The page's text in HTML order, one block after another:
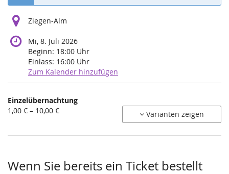
Ziegen-Alm
Mi, 8. Juli 2026
Beginn: 18:00 Uhr
Einlass: 16:00 Uhr
Zum Kalender hinzufügen
Produkte
Unkategorisierte
Einzelübernachtung
von
1,00 € – 10,00 € Varianten zeigen
Wenn Sie bereits ein Ticket bestellt